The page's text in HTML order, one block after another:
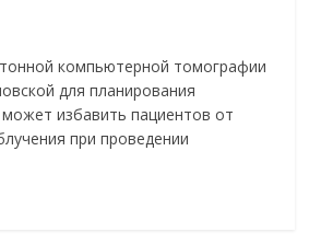
компьютерной томографии
для планирования
избавить пациентов от
при проведении